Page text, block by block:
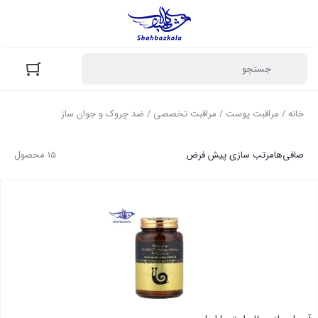
خانه/ مراقبت پوست / مراقبت تخصصی / ضد چروک و جوان ساز
15 محصول صافی‌هامرتب سازی پیش فرض